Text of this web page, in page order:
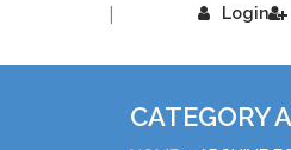
Login
|
CATEGORY